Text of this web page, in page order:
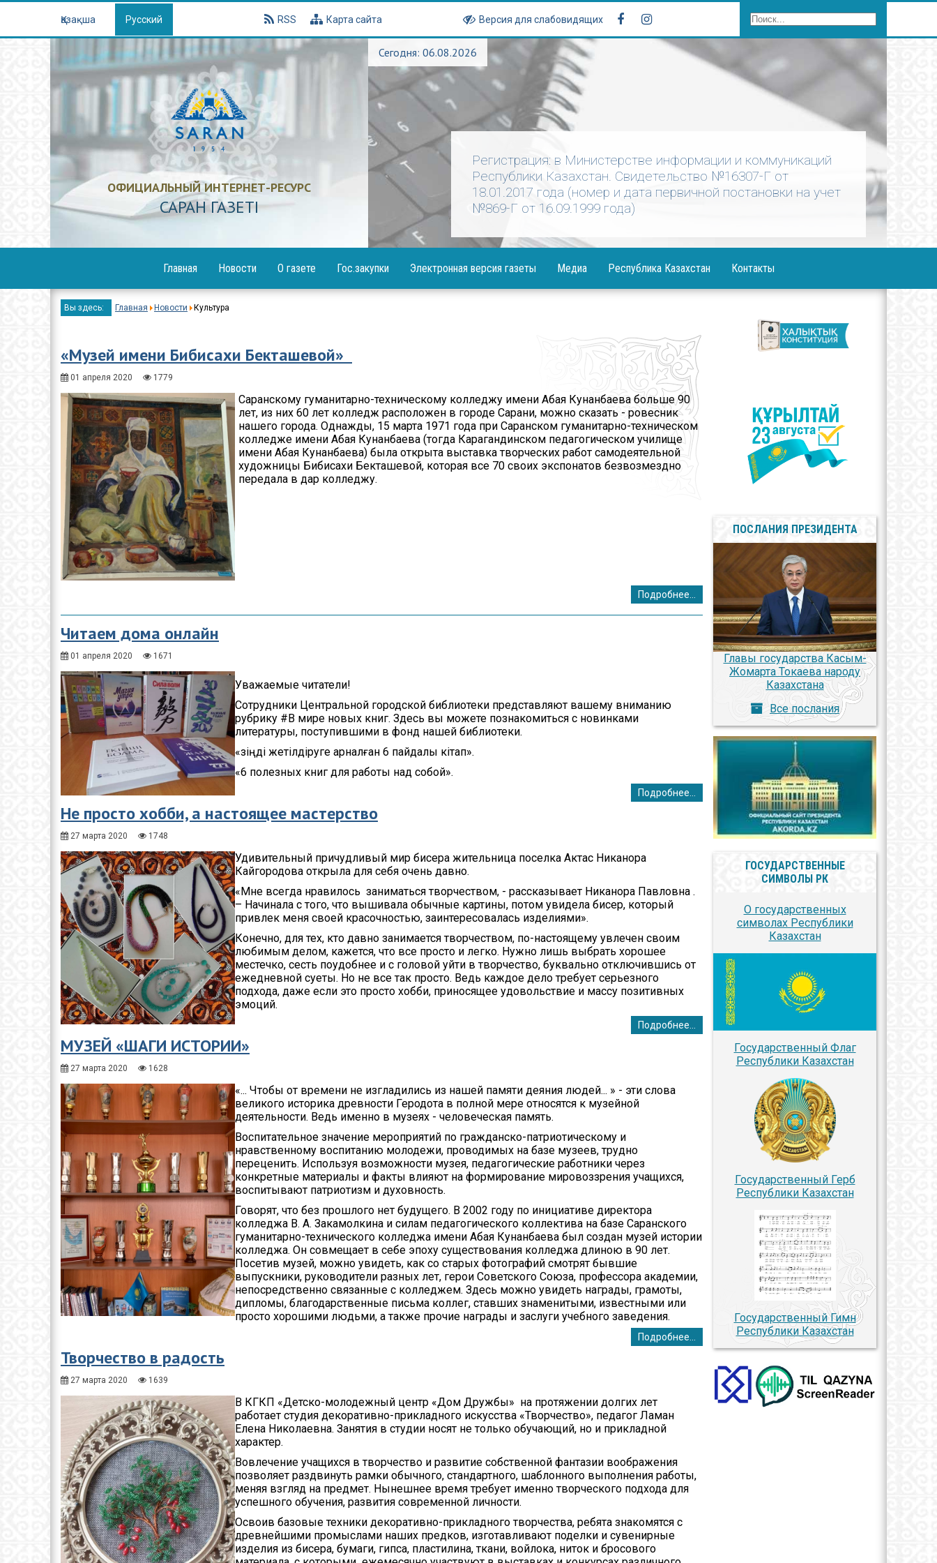
Қазақша Русский RSS Карта сайта Версия для слабовидящих
ОФИЦИАЛЬНЫЙ ИНТЕРНЕТ-РЕСУРС
САРАН ГАЗЕТI
Сегодня: 06.08.2026
Регистрация: в Министерстве информации и коммуникаций
Республики Казахстан. Свидетельство №16307-Г от
18.01.2017 года (номер и дата первичной постановки на учет
№869-Г от 16.09.1999 года)
Главная
Новости
Образование
Здравоохранение
Неотложка
В городском акимате
В городском
маслихате
Культура
Ими гордится город
Школьные будни
О газете
Гос.закупки
Объявления
Годовые планы
закупок
Электронная версия газеты
Медиа
Фотогалерея
Республика Казахстан
Послания Президента
Вопросы противодействия
коррупции
Контакты
Вы здесь: Главная Новости Культура
«Музей имени Бибисахи Бекташевой»
01 апреля 2020 1779
Саранскому гуманитарно-техническому колледжу имени Абая Кунанбаева больше 90
лет, из них 60 лет колледж расположен в городе Сарани, можно сказать - ровесник
нашего города. Однажды, 15 марта 1971 года при Саранском гуманитарно-техническом
колледже имени Абая Кунанбаева (тогда Карагандинском педагогическом училище
имени Абая Кунанбаева) была открыта выставка творческих работ самодеятельной
художницы Бибисахи Бекташевой, которая все 70 своих экспонатов безвозмездно
передала в дар колледжу.
Подробнее...
Читаем дома онлайн
01 апреля 2020 1671
Уважаемые читатели!
Сотрудники Центральной городской библиотеки представляют вашему вниманию
рубрику #В мире новых книг. Здесь вы можете познакомиться с новинками
литературы, поступившими в фонд нашей библиотеки.
«Өзіңді жетілдіруге арналған 6 пайдалы кітап».
«6 полезных книг для работы над собой».
Подробнее...
Не просто хобби, а настоящее мастерство
27 марта 2020 1748
Удивительный причудливый мир бисера жительница поселка Актас Никанора
Кайгородова открыла для себя очень давно.
«Мне всегда нравилось заниматься творчеством, - рассказывает Никанора Павловна .
– Начинала с того, что вышивала обычные картины, потом увидела бисер, который
привлек меня своей красочностью, заинтересовалась изделиями».
Конечно, для тех, кто давно занимается творчеством, по-настоящему увлечен своим
любимым делом, кажется, что все просто и легко. Нужно лишь выбрать хорошее
местечко, сесть поудобнее и с головой уйти в творчество, буквально отключившись от
ежедневной суеты. Но не все так просто. Ведь каждое дело требует серьезного
подхода, даже если это просто хобби, приносящее удовольствие и массу позитивных
эмоций.
Подробнее...
МУЗЕЙ «ШАГИ ИСТОРИИ»
27 марта 2020 1628
«... Чтобы от времени не изгладились из нашей памяти деяния людей... » - эти слова
великого историка древности Геродота в полной мере относятся к музейной
деятельности. Ведь именно в музеях - человеческая память.
Воспитательное значение мероприятий по гражданско-патриотическому и
нравственному воспитанию молодежи, проводимых на базе музеев, трудно
переценить. Используя возможности музея, педагогические работники через
конкретные материалы и факты влияют на формирование мировоззрения учащихся,
воспитывают патриотизм и духовность.
Говорят, что без прошлого нет будущего. В 2002 году по инициативе директора
колледжа В. А. Закамолкина и силам педагогического коллектива на базе Саранского
гуманитарно-технического колледжа имени Абая Кунанбаева был создан музей истории
колледжа. Он совмещает в себе эпоху существования колледжа длиною в 90 лет.
Посетив музей, можно увидеть, как со старых фотографий смотрят бывшие
выпускники, руководители разных лет, герои Советского Союза, профессора академии,
непосредственно связанные с колледжем. Здесь можно увидеть награды, грамоты,
дипломы, благодарственные письма коллег, ставших знаменитыми, известными или
просто хорошими людьми, а также прочие награды и заслуги учебного заведения.
Подробнее...
Творчество в радость
27 марта 2020 1639
В КГКП «Детско-молодежный центр «Дом Дружбы» на протяжении долгих лет
работает студия декоративно-прикладного искусства «Творчество», педагог Ламан
Елена Николаевна. Занятия в студии носят не только обучающий, но и прикладной
характер.
Вовлечение учащихся в творчество и развитие собственной фантазии воображения
позволяет раздвинуть рамки обычного, стандартного, шаблонного выполнения работы,
меняя взгляд на предмет. Нынешнее время требует именно творческого подхода для
успешного обучения, развития современной личности.
Освоив базовые техники декоративно-прикладного творчества, ребята знакомятся с
древнейшими промыслами наших предков, изготавливают поделки и сувенирные
изделия из бисера, бумаги, гипса, пластилина, ткани, войлока, ниток и бросового
ПОСЛАНИЯ ПРЕЗИДЕНТА
Главы государства Касым-
Жомарта Токаева народу
Казахстана
Все послания
ГОСУДАРСТВЕННЫЕ
СИМВОЛЫ РК
О государственных
символах Республики
Казахстан
Государственный Флаг
Республики Казахстан
Государственный Герб
Республики Казахстан
Государственный Гимн
Республики Казахстан